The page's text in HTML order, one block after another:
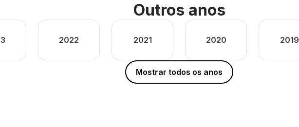
Outros anos
2022 2021 2020 2019
Mostrar todos os anos